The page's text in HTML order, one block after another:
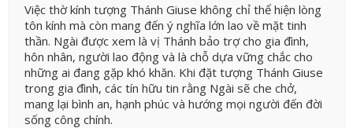
Việc thờ kính tượng Thánh Giuse không chỉ thể hiện lòng
tôn kính mà còn mang đến ý nghĩa lớn lao về mặt tinh
thần. Ngài được xem là vị Thánh bảo trợ cho gia đình,
hôn nhân, người lao động và là chỗ dựa vững chắc cho
những ai đang gặp khó khăn. Khi đặt tượng Thánh Giuse
trong gia đình, các tín hữu tin rằng Ngài sẽ che chở,
mang lại bình an, hạnh phúc và hướng mọi người đến đời
sống công chính.